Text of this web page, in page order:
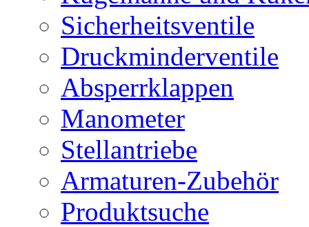
Sicherheitsventile
Druckminderventile
Absperrklappen
Manometer
Stellantriebe
Armaturen-Zubehör
Produktsuche